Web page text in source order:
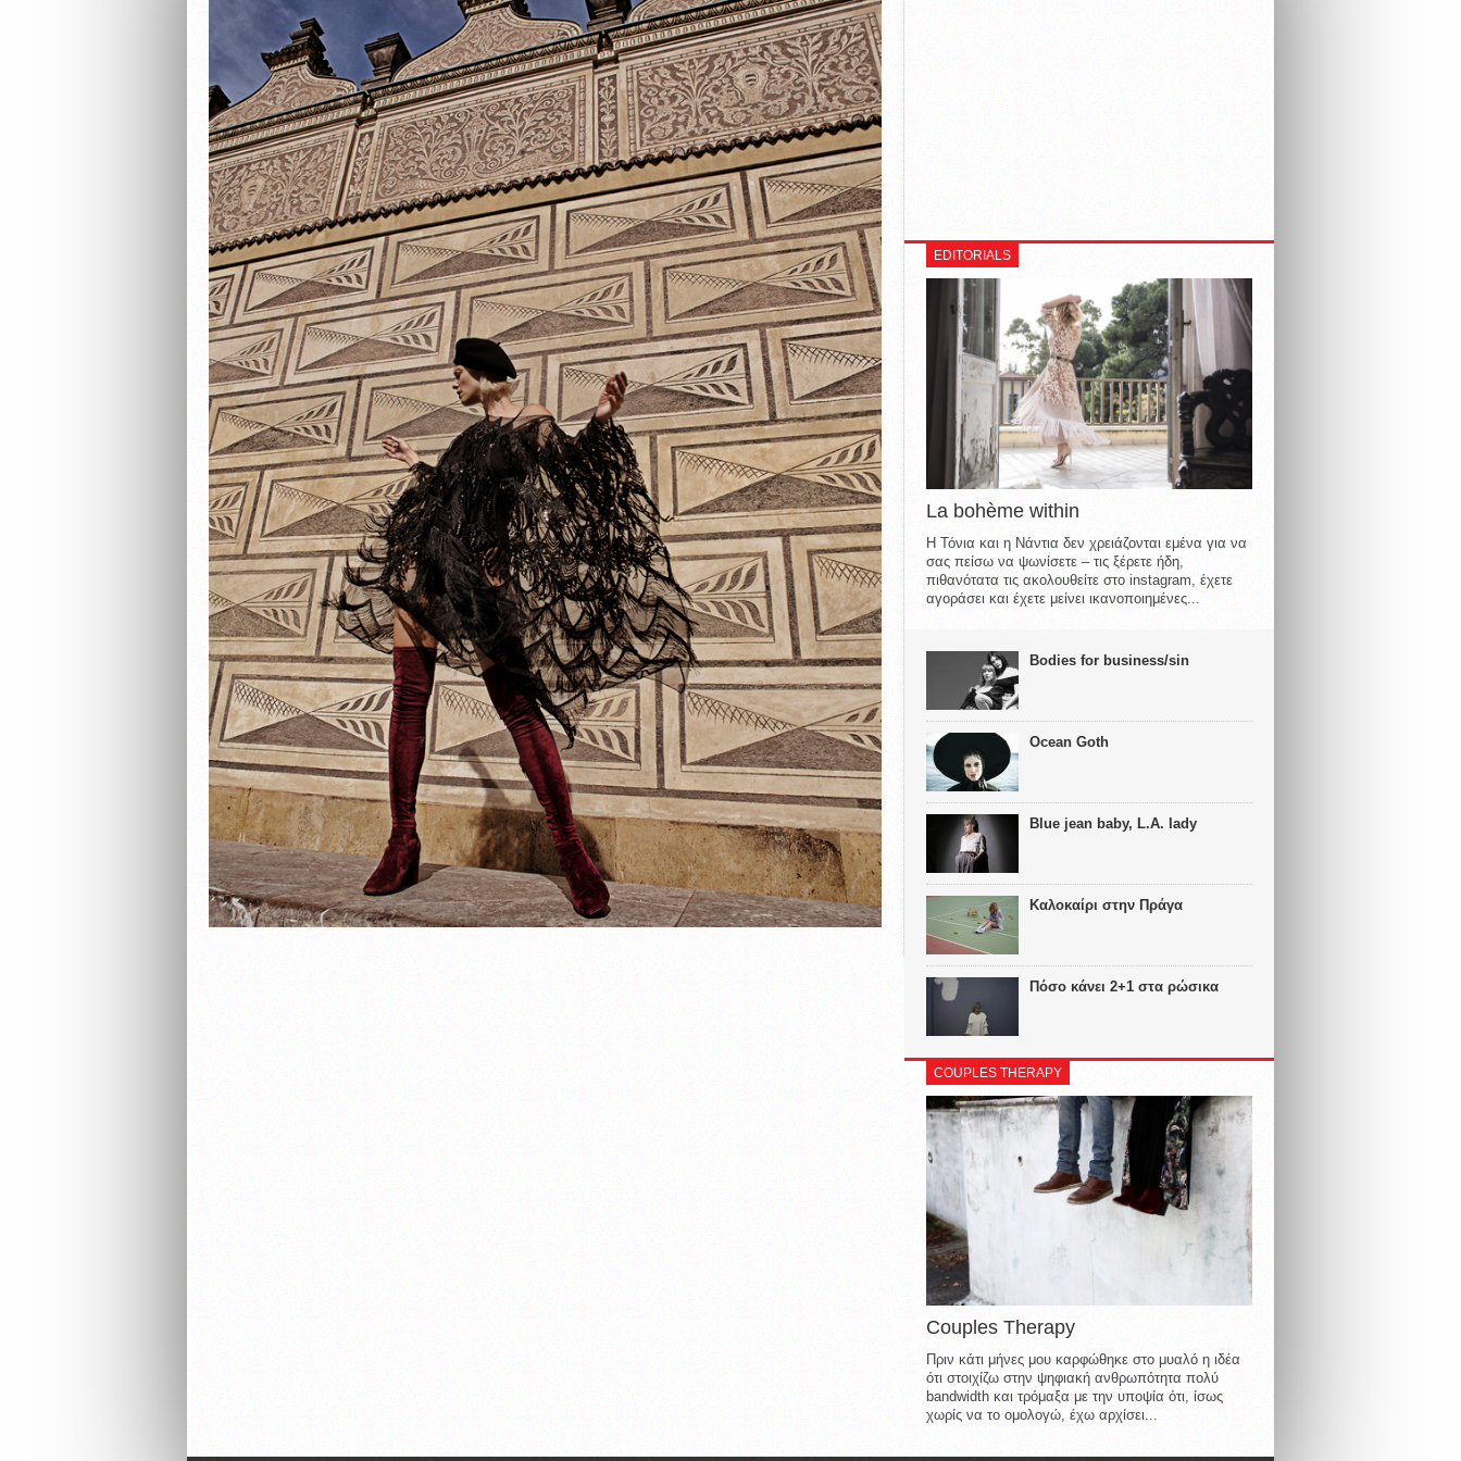
EDITORIALS
La bohème within
Η Τόνια και η Νάντια δεν χρειάζονται εμένα για να
σας πείσω να ψωνίσετε – τις ξέρετε ήδη,
πιθανότατα τις ακολουθείτε στο instagram, έχετε
αγοράσει και έχετε μείνει ικανοποιημένες...
Bodies for business/sin
Ocean Goth
Blue jean baby, L.A. lady
Καλοκαίρι στην Πράγα
Πόσο κάνει 2+1 στα ρώσικα
COUPLES THERAPY
Couples Therapy
Πριν κάτι μήνες μου καρφώθηκε στο μυαλό η ιδέα
ότι στοιχίζω στην ψηφιακή ανθρωπότητα πολύ
bandwidth και τρόμαξα με την υποψία ότι, ίσως
χωρίς να το ομολογώ, έχω αρχίσει...